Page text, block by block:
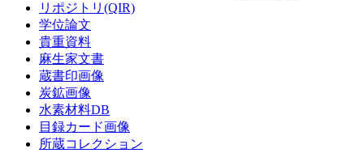
リポジトリ(QIR)
学位論文
貴重資料
麻生家文書
蔵書印画像
炭鉱画像
水素材料DB
目録カード画像
所蔵コレクション